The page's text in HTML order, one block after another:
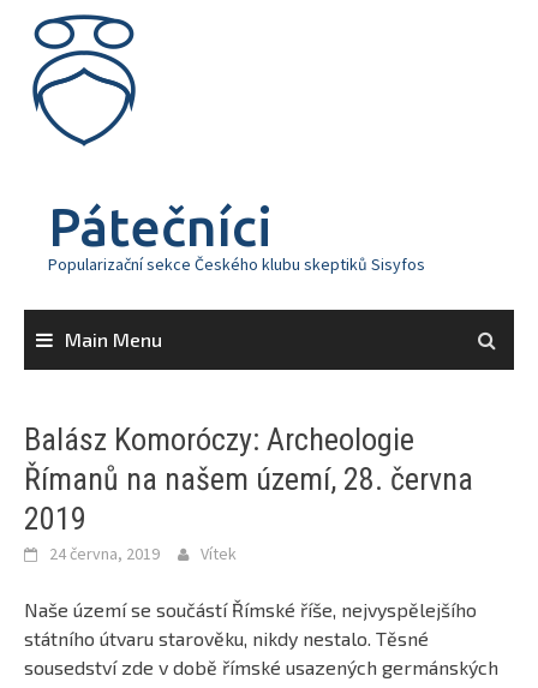
content
Pátečníci
Popularizační sekce Českého klubu skeptiků Sisyfos
Main Menu
Balász Komoróczy: Archeologie
Římanů na našem území, 28. června
2019
24 června, 2019 Vítek
Naše území se součástí Římské říše, nejvyspělejšího
státního útvaru starověku, nikdy nestalo. Těsné
sousedství zde v době římské usazených germánských